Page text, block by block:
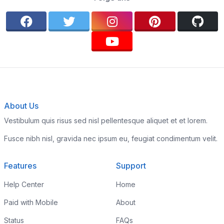
About Us
Vestibulum quis risus sed nisl pellentesque aliquet et et lorem.
Fusce nibh nisl, gravida nec ipsum eu, feugiat condimentum velit.
Features
Help Center
Paid with Mobile
Status
Support
Home
About
FAQs